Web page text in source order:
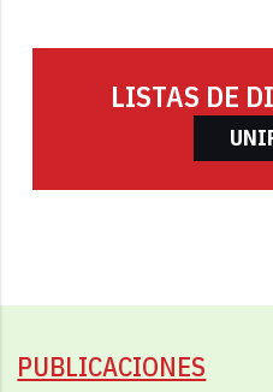
LISTAS DE
PUBLICACIONES